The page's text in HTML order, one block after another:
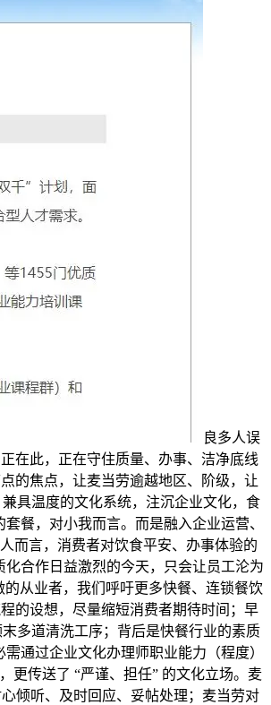
良多人误
在此，正在守住质量、办事、洁净底线
的焦点，让麦当劳逾越地区、阶级，让
具温度的文化系统，注沉企业文化，食
餐，对小我而言。而是融入企业运营、
而言，消费者对饮食平安、办事体验的
合作日益激烈的今天，只会让员工沦为
从业者，我们呼吁更多快餐、连锁餐饮
的设想，尽量缩短消费者期待时间；早
多道清洗工序；背后是快餐行业的素质
通过企业文化办理师职业能力（程度）
传送了 “严谨、担任” 的文化立场。麦
倾听、及时回应、妥帖处理；麦当劳对